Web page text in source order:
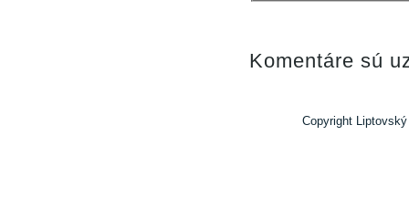
Komentáre sú
Copyright